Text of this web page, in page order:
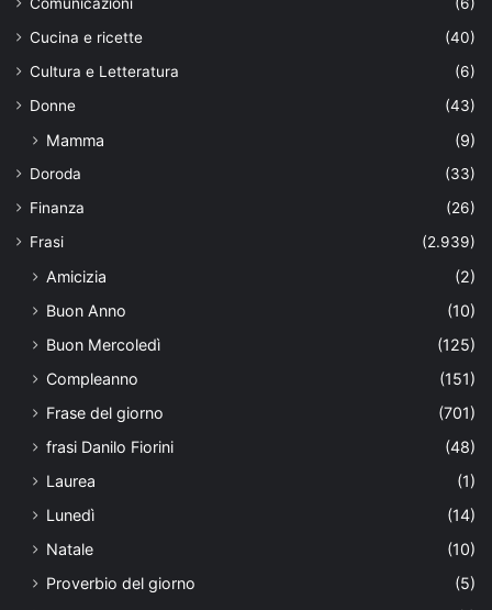
Cucina e ricette
(40)
Cultura e Letteratura
(6)
Donne
(43)
Mamma (9)
Doroda
(33)
Finanza
(26)
Frasi
(2.939)
Amicizia
(2)
Buon Anno
(10)
Buon Mercoledì
(125)
Compleanno
(151)
Frase del giorno
(701)
frasi Danilo Fiorini
(48)
Laurea
(1)
Lunedì
(14)
Natale
(10)
Proverbio del giorno
(5)